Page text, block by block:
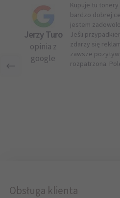
Jerzy Turo
opinia z
google
Kupuje tu tonery
bardzo dobrej
jestem
Jeśli
zdarzy się
zawsze
rozpatrzona.
Obsługa klienta